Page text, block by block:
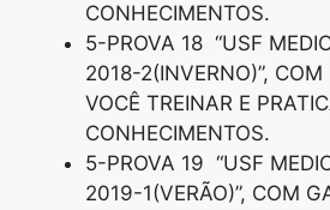
CONHECIMENTOS.
5-PROVA 18 “USF
2018-2(INVERNO)”,
VOCÊ TREINAR E
CONHECIMENTOS.
5-PROVA 19 “USF
2019-1(VERÃO)”, COM